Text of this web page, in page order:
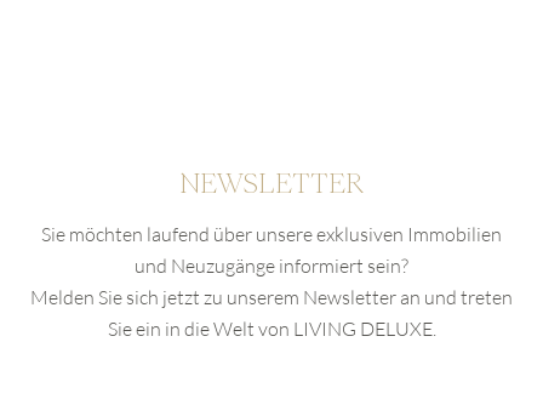
NEWSLETTER
Sie möchten laufend über unsere exklusiven Immobilien
und Neuzugänge informiert sein?
Melden Sie sich jetzt zu unserem Newsletter an und treten
Sie ein in die Welt von LIVING DELUXE.